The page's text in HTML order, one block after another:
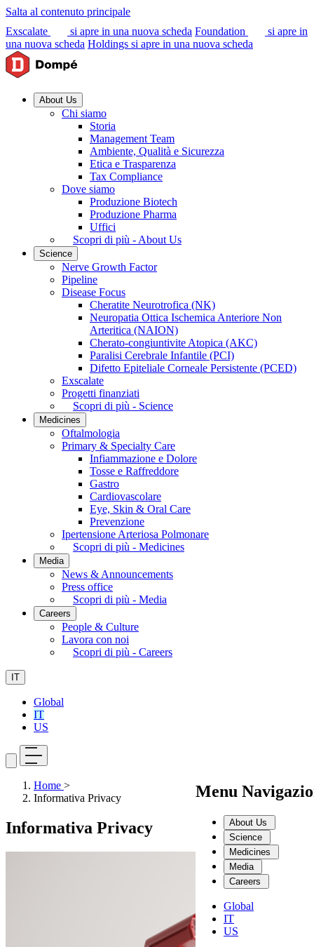
Salta al contenuto principale
Exscalate
si apre in una nuova scheda Foundation
si apre in
una nuova scheda Holdings si apre in una nuova scheda
About Us
Chi siamo
Storia
Management Team
Ambiente, Qualità e Sicurezza
Etica e Trasparenza
Tax Compliance
Dove siamo
Produzione Biotech
Produzione Pharma
Uffici
Scopri di più - About Us
Science
Nerve Growth Factor
Pipeline
Disease Focus
Cheratite Neurotrofica (NK)
Neuropatia Ottica Ischemica Anteriore Non
Arteritica (NAION)
Cherato-congiuntivite Atopica (AKC)
Paralisi Cerebrale Infantile (PCI)
Difetto Epiteliale Corneale Persistente (PCED)
Exscalate
Progetti finanziati
Scopri di più - Science
Medicines
Oftalmologia
Primary & Specialty Care
Infiammazione e Dolore
Tosse e Raffreddore
Gastro
Cardiovascolare
Eye, Skin & Oral Care
Prevenzione
Ipertensione Arteriosa Polmonare
Scopri di più - Medicines
Media
News & Announcements
Press office
Scopri di più - Media
Careers
People & Culture
Lavora con noi
Scopri di più - Careers
IT
Global
IT
US
Menu
About Us
Science
Medicines
Media
Careers
Global
IT
US
Home >
Informativa Privacy
Informativa Privacy